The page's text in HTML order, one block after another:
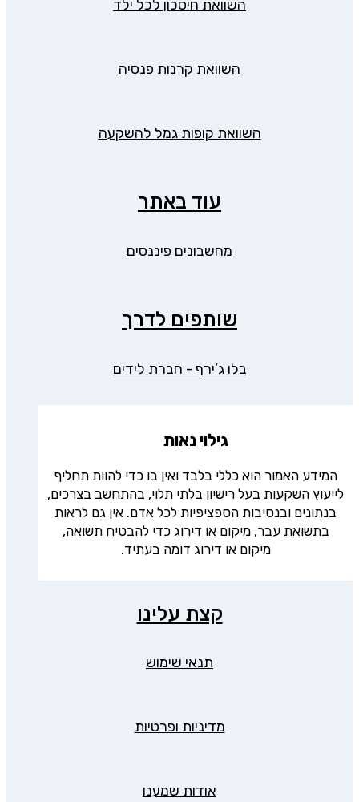
השוואת חיסכון לכל ילד
השוואת קרנות פנסיה
השוואת קופות גמל להשקעה
עוד באתר
מחשבונים פיננסים
שותפים לדרך
בלו ג’ירף - חברת לידים
גילוי נאות
המידע האמור הוא כללי בלבד ואין בו כדי להוות תחליף
לייעוץ השקעות בעל רישיון בלתי תלוי, בהתחשב בצרכים,
בנתונים ובנסיבות הספציפיות לכל אדם. אין גם לראות
בתשואת עבר, מיקום או דירוג כדי להבטיח תשואה,
מיקום או דירוג דומה בעתיד.
קצת עלינו
תנאי שימוש
מדיניות ופרטיות
אודות שמענו